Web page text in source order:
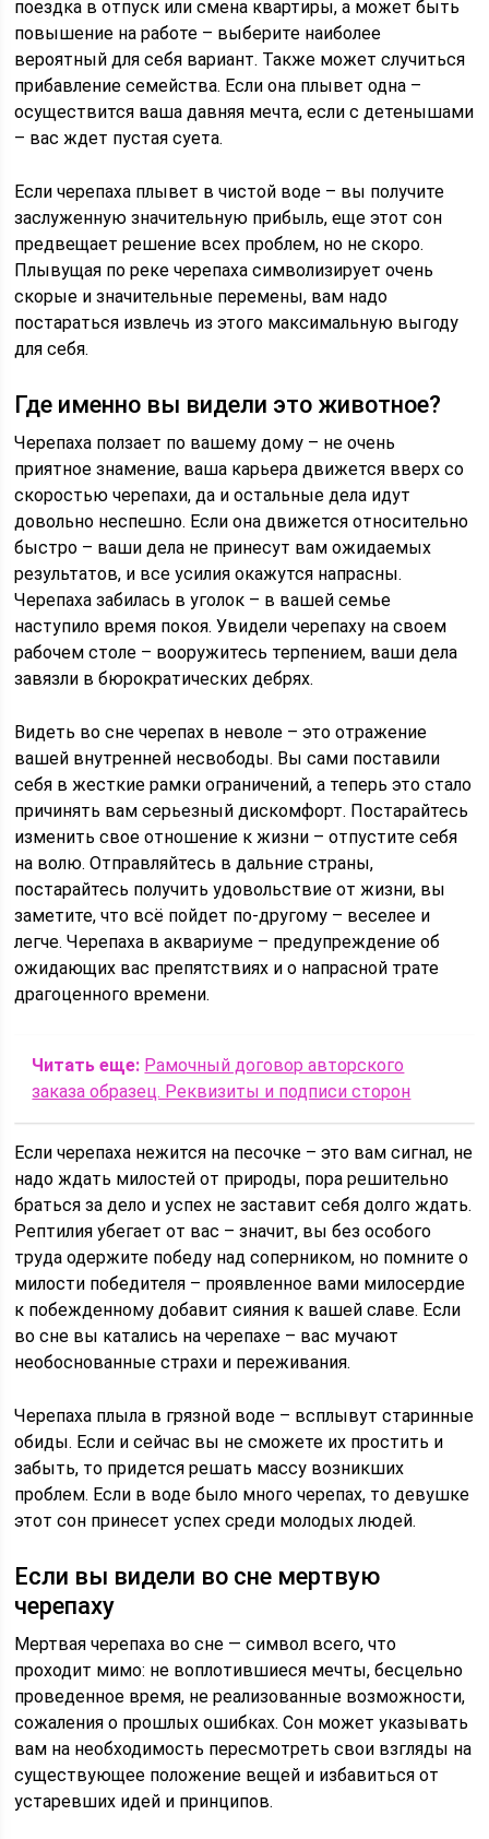
поездка в отпуск или смена квартиры, а может быть
повышение на работе – выберите наиболее
вероятный для себя вариант. Также может случиться
прибавление семейства. Если она плывет одна –
осуществится ваша давняя мечта, если с детенышами
– вас ждет пустая суета.
Если черепаха плывет в чистой воде – вы получите
заслуженную значительную прибыль, еще этот сон
предвещает решение всех проблем, но не скоро.
Плывущая по реке черепаха символизирует очень
скорые и значительные перемены, вам надо
постараться извлечь из этого максимальную выгоду
для себя.
Где именно вы видели это животное?
Черепаха ползает по вашему дому – не очень
приятное знамение, ваша карьера движется вверх со
скоростью черепахи, да и остальные дела идут
довольно неспешно. Если она движется относительно
быстро – ваши дела не принесут вам ожидаемых
результатов, и все усилия окажутся напрасны.
Черепаха забилась в уголок – в вашей семье
наступило время покоя. Увидели черепаху на своем
рабочем столе – вооружитесь терпением, ваши дела
завязли в бюрократических дебрях.
Видеть во сне черепах в неволе – это отражение
вашей внутренней несвободы. Вы сами поставили
себя в жесткие рамки ограничений, а теперь это стало
причинять вам серьезный дискомфорт. Постарайтесь
изменить свое отношение к жизни – отпустите себя
на волю. Отправляйтесь в дальние страны,
постарайтесь получить удовольствие от жизни, вы
заметите, что всё пойдет по-другому – веселее и
легче. Черепаха в аквариуме – предупреждение об
ожидающих вас препятствиях и о напрасной трате
драгоценного времени.
Читать еще: Рамочный договор авторского
заказа образец. Реквизиты и подписи сторон
Если черепаха нежится на песочке – это вам сигнал, не
надо ждать милостей от природы, пора решительно
браться за дело и успех не заставит себя долго ждать.
Рептилия убегает от вас – значит, вы без особого
труда одержите победу над соперником, но помните о
милости победителя – проявленное вами милосердие
к побежденному добавит сияния к вашей славе. Если
во сне вы катались на черепахе – вас мучают
необоснованные страхи и переживания.
Черепаха плыла в грязной воде – всплывут старинные
обиды. Если и сейчас вы не сможете их простить и
забыть, то придется решать массу возникших
проблем. Если в воде было много черепах, то девушке
этот сон принесет успех среди молодых людей.
Если вы видели во сне мертвую
черепаху
Мертвая черепаха во сне — символ всего, что
проходит мимо: не воплотившиеся мечты, бесцельно
проведенное время, не реализованные возможности,
сожаления о прошлых ошибках. Сон может указывать
вам на необходимость пересмотреть свои взгляды на
существующее положение вещей и избавиться от
устаревших идей и принципов.